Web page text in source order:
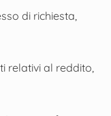
di richiesta,
relativi al reddito,